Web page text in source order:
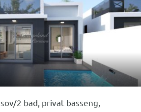
2 bad, privat basseng,